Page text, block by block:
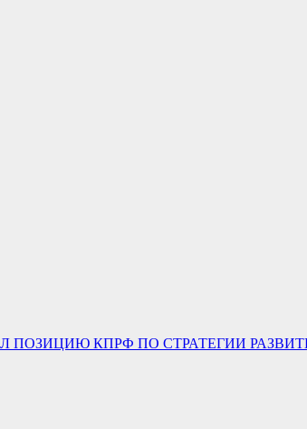
ПОЗИЦИЮ КПРФ ПО СТРАТЕГИИ